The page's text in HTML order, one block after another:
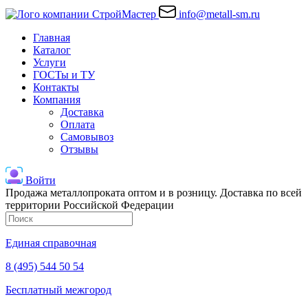
info@metall-sm.ru
Главная
Каталог
Услуги
ГОСТы и ТУ
Контакты
Компания
Доставка
Оплата
Самовывоз
Отзывы
Войти
Продажа металлопроката оптом и в розницу. Доставка по всей
территории Российской Федерации
Единая справочная
8 (495) 544 50 54
Бесплатный межгород